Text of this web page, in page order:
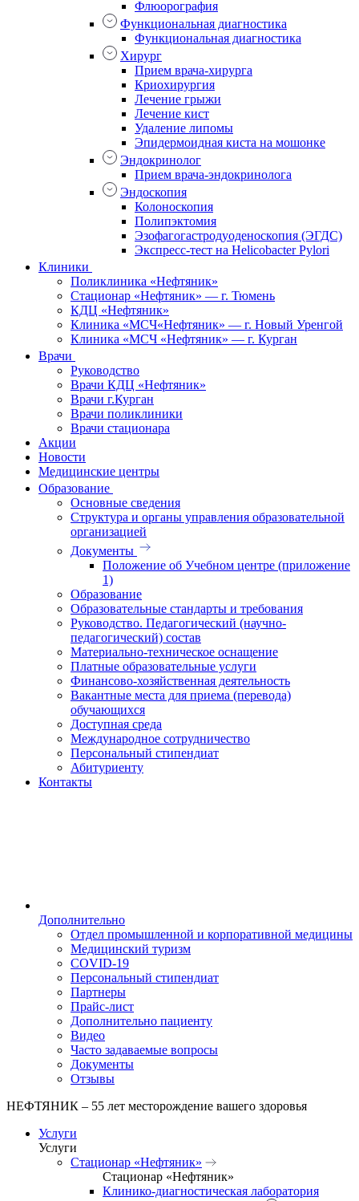
Флюорография
Функциональная диагностика
Функциональная диагностика
Хирург
Прием врача-хирурга
Криохирургия
Лечение грыжи
Лечение кист
Удаление липомы
Эпидермоидная киста на мошонке
Эндокринолог
Прием врача-эндокринолога
Эндоскопия
Колоноскопия
Полипэктомия
Эзофагогастродуоденоскопия (ЭГДС)
Экспресс-тест на Helicobacter Pylori
Клиники
Поликлиника «Нефтяник»
Стационар «Нефтяник» — г. Тюмень
КДЦ «Нефтяник»
Клиника «МСЧ«Нефтяник» — г. Новый Уренгой
Клиника «МСЧ «Нефтяник» — г. Курган
Врачи
Руководство
Врачи КДЦ «Нефтяник»
Врачи г.Курган
Врачи поликлиники
Врачи стационара
Акции
Новости
Медицинские центры
Образование
Основные сведения
Структура и органы управления образовательной
организацией
Документы
Положение об Учебном центре (приложение
1)
Образование
Образовательные стандарты и требования
Руководство. Педагогический (научно-
педагогический) состав
Материально-техническое оснащение
Платные образовательные услуги
Финансово-хозяйственная деятельность
Вакантные места для приема (перевода)
обучающихся
Доступная среда
Международное сотрудничество
Персональный стипендиат
Абитуриенту
Контакты
Дополнительно
Отдел промышленной и корпоративной медицины
Медицинский туризм
COVID-19
Персональный стипендиат
Партнеры
Прайс-лист
Дополнительно пациенту
Видео
Часто задаваемые вопросы
Документы
Отзывы
НЕФТЯНИК – 55 лет месторождение вашего здоровья
Услуги
Услуги
Стационар «Нефтяник»
Стационар «Нефтяник»
Клинико-диагностическая лаборатория